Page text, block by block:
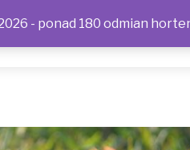
- ponad 180 odmian